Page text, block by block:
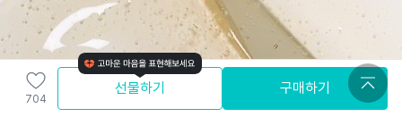
704
선물하기 구매하기